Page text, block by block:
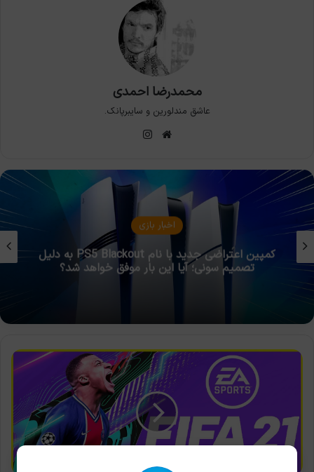
محمدرضا احمدی
عاشق مندلورین و سایبرپانک.
وبسایت
مقالات بازی
بازی‌های مهم مرداد ۱۴۰۵ (اوت ۲۰۲۶)
فیفا
کنسول‌های
Xbox
Series